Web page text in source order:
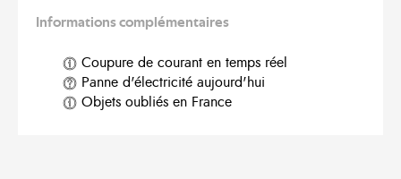
Informations complémentaires
Coupure de courant en temps réel
Panne d'électricité aujourd'hui
Objets oubliés en France